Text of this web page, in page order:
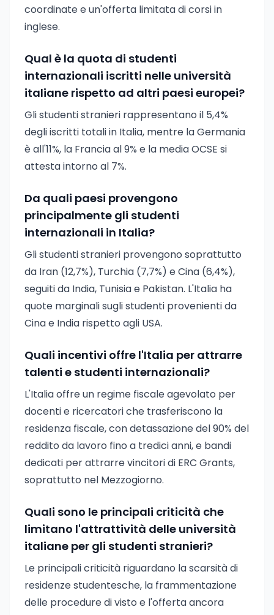
coordinate e un'offerta limitata di corsi in
inglese.
Qual è la quota di studenti
internazionali iscritti nelle università
italiane rispetto ad altri paesi europei?
Gli studenti stranieri rappresentano il 5,4%
degli iscritti totali in Italia, mentre la Germania
è all'11%, la Francia al 9% e la media OCSE si
attesta intorno al 7%.
Da quali paesi provengono
principalmente gli studenti
internazionali in Italia?
Gli studenti stranieri provengono soprattutto
da Iran (12,7%), Turchia (7,7%) e Cina (6,4%),
seguiti da India, Tunisia e Pakistan. L'Italia ha
quote marginali sugli studenti provenienti da
Cina e India rispetto agli USA.
Quali incentivi offre l'Italia per attrarre
talenti e studenti internazionali?
L'Italia offre un regime fiscale agevolato per
docenti e ricercatori che trasferiscono la
residenza fiscale, con detassazione del 90% del
reddito da lavoro fino a tredici anni, e bandi
dedicati per attrarre vincitori di ERC Grants,
soprattutto nel Mezzogiorno.
Quali sono le principali criticità che
limitano l'attrattività delle università
italiane per gli studenti stranieri?
Le principali criticità riguardano la scarsità di
residenze studentesche, la frammentazione
delle procedure di visto e l'offerta ancora